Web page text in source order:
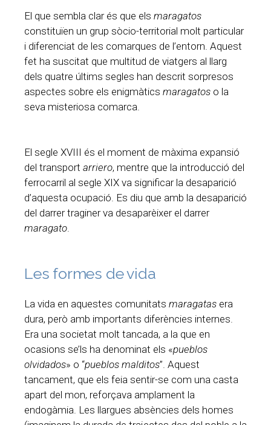
El que sembla clar és que els maragatos
constituïen un grup sòcio-territorial molt particular
i diferenciat de les comarques de l’entorn. Aquest
fet ha suscitat que multitud de viatgers al llarg
dels quatre últims segles han descrit sorpresos
aspectes sobre els enigmàtics maragatos o la
seva misteriosa comarca.
El segle XVIII és el moment de màxima expansió
del transport arriero, mentre que la introducció del
ferrocarril al segle XIX va significar la desaparició
d’aquesta ocupació. Es diu que amb la desaparició
del darrer traginer va desaparèixer el darrer
maragato.
Les formes de vida
La vida en aquestes comunitats maragatas era
dura, però amb importants diferències internes.
Era una societat molt tancada, a la que en
ocasions se’ls ha denominat els «pueblos
olvidados» o “pueblos malditos”. Aquest
tancament, que els feia sentir-se com una casta
apart del mon, reforçava amplament la
endogàmia. Les llargues absències dels homes